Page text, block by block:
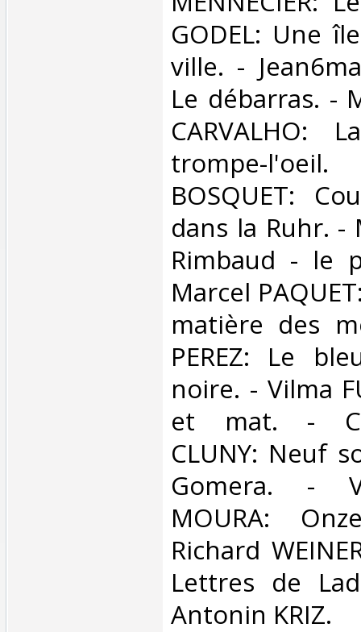
GODEL: Une
ville. -
Le débarras. -
CARVALHO:
trompe-
BOSQUET:
dans la Ruhr. -
Rimbaud - le
Marcel
matière des
PEREZ: Le
noire. - Vilma
et mat. -
CLUNY: Neuf
Gomera. -
MOURA:
Richard
Lettres de
Antonin KRIZ.‎